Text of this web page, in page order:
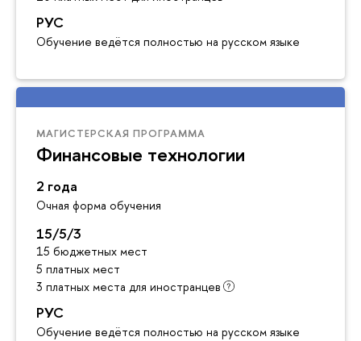
РУС
Обучение ведётся полностью на русском языке
МАГИСТЕРСКАЯ ПРОГРАММА
Финансовые технологии
2 года
Очная форма обучения
15/5/3
15 бюджетных мест
5 платных мест
3 платных места для иностранцев
РУС
Обучение ведётся полностью на русском языке